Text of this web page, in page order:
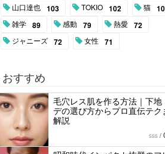
山口達也 103 TOKIO 102 猫
雑学 89 感動 79 熱愛 72
ジャニーズ 72 女性 71
おすすめ
毛穴レス肌を作る方法｜下地
デの選び方からプロ直伝テク
解説
sss /